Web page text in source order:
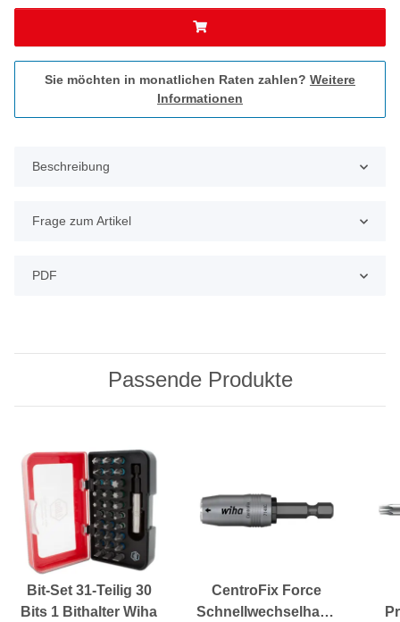
Sie möchten in monatlichen Raten zahlen? Weitere
Informationen
Beschreibung
Frage zum Artikel
PDF
Passende Produkte
Bit-Set 31-Teilig 30
Bits 1 Bithalter Wiha
CentroFix Force
Schnellwechselhalter